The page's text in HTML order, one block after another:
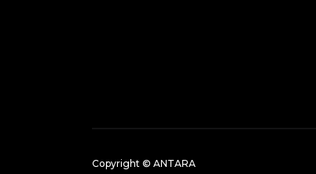
Copyright © ANTARA